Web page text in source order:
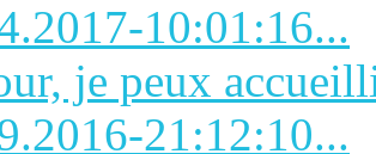
10:01:16...
je peux
21:12:10...